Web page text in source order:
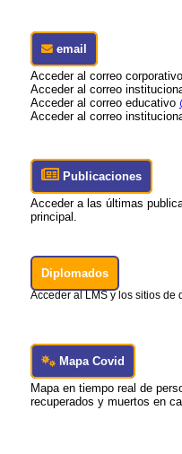
email
Acceder al correo corporativo
Acceder al correo
Acceder al correo educativo
Acceder al correo
Publicaciones
Acceder a las últimas
principal.
Diplomados
Acceder al LMS y los sitios de
Mapa Covid
Mapa en tiempo real de
recuperados y muertos en